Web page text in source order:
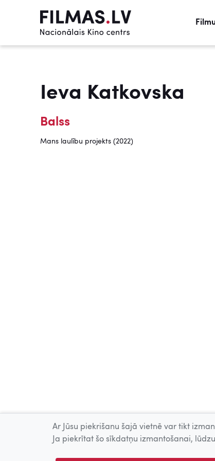
Ieva Katkovska
Balss
Mans laulību projekts (2022)
Ar Jūsu piekrišanu šajā vietnē var tikt
Ja piekrītat šo sīkdatņu izmantošanai,